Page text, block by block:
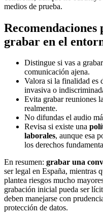
medios de prueba.
Recomendaciones
grabar en el
Distingue si vas a
comunicación ajena.
Valora si la finalidad es
invasiva o
Evita grabar reuniones
realmente.
No difundas el audio
Revisa si existe una
laborales, aunque esa
los derechos
En resumen: grabar una
ser legal en España, mientras
plantea riesgos mucho
grabación inicial pueda ser
deben manejarse con
protección de datos.